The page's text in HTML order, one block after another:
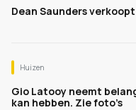
Dean Saunders
Huizen
Gio Latooy neemt
kan hebben. Zie foto’s